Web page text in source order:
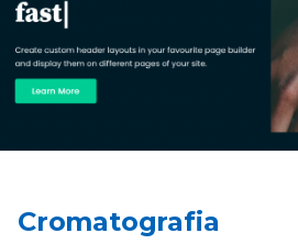
Cromatografia